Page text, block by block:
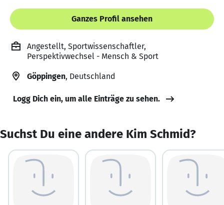
Ganzes Profil ansehen
Angestellt, Sportwissenschaftler,
Perspektivwechsel - Mensch & Sport
Göppingen, Deutschland
Logg Dich ein, um alle Einträge zu sehen.
Suchst Du eine andere Kim Schmid?